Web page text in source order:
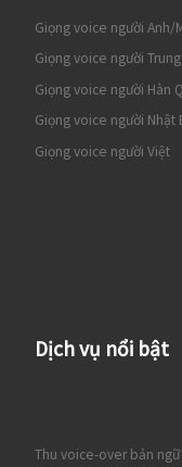
Giọng voice người Anh/
Giọng voice người
Giọng voice người Hàn
Giọng voice người Nhật
Giọng voice người Việt
Dịch vụ nổi bật
Thu voice-over bản ngữ